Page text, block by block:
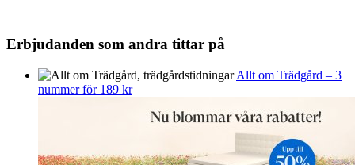
Erbjudanden som andra tittar på
Allt om Trädgård – 3
nummer för 189 kr